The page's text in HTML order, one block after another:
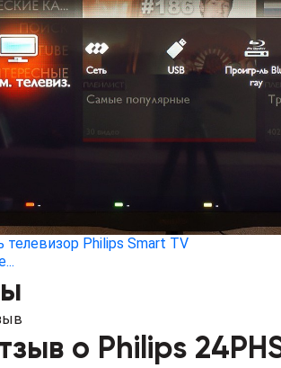
телевизор Philips Smart TV
о Philips